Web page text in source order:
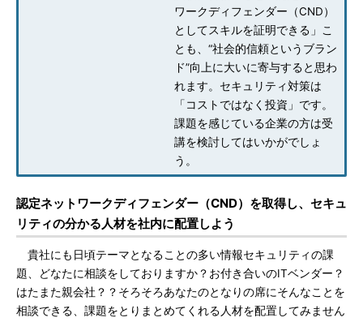
ワークディフェンダー（CND）
としてスキルを証明できる」こ
とも、“社会的信頼というブラン
ド”向上に大いに寄与すると思わ
れます。セキュリティ対策は
「コストではなく投資」です。
課題を感じている企業の方は受
講を検討してはいかがでしょ
う。
認定ネットワークディフェンダー（CND）を取得し、セキュ
リティの分かる人材を社内に配置しよう
貴社にも日頃テーマとなることの多い情報セキュリティの課
題、どなたに相談をしておりますか？お付き合いのITベンダー？
はたまた親会社？？そろそろあなたのとなりの席にそんなことを
相談できる、課題をとりまとめてくれる人材を配置してみません